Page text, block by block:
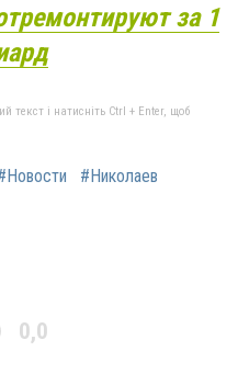
за 1
текст і натисніть Ctrl + Enter, щоб
#Николаев
0,0